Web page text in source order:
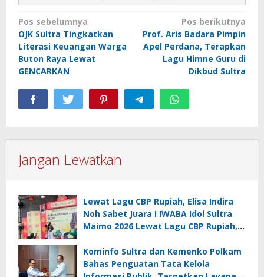
Navigasi
pos
Pos sebelumnya
OJK Sultra Tingkatkan
Literasi Keuangan Warga
Buton Raya Lewat
GENCARKAN
Pos berikutnya
Prof. Aris Badara Pimpin
Apel Perdana, Terapkan
Lagu Himne Guru di
Dikbud Sultra
Jangan Lewatkan
Lewat Lagu CBP Rupiah, Elisa Indira
Noh Sabet Juara I IWABA Idol Sultra
Maimo 2026 Lewat Lagu CBP Rupiah,
Idol Sultra Maimo 2026
Kominfo Sultra dan Kemenko Polkam
Bahas Penguatan Tata Kelola